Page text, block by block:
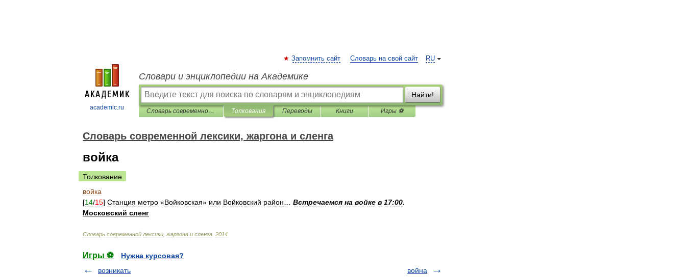
academic.ru
RU
Запомнить сайт Словарь на свой сайт
Словари и энциклопедии на Академике
Найти!
Cловарь современной лексики, жаргона и сленга Толкования Переводы Книги Игры ⚽
Cловарь современной лексики, жаргона и сленга
войка
Толкование
войка
[14/15] Станция метро «Войковская» или Войковский район Встречаемся на войке в 17:00.
Московский сленг
Cловарь современной лексики жаргона и сленга 2014
Игры ⚽
Нужна курсовая?
возникать
война